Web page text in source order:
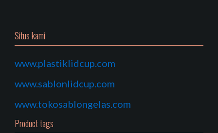
Situs kami
www.plastiklidcup.com
www.sablonlidcup.com
www.tokosablongelas.com
Product tags